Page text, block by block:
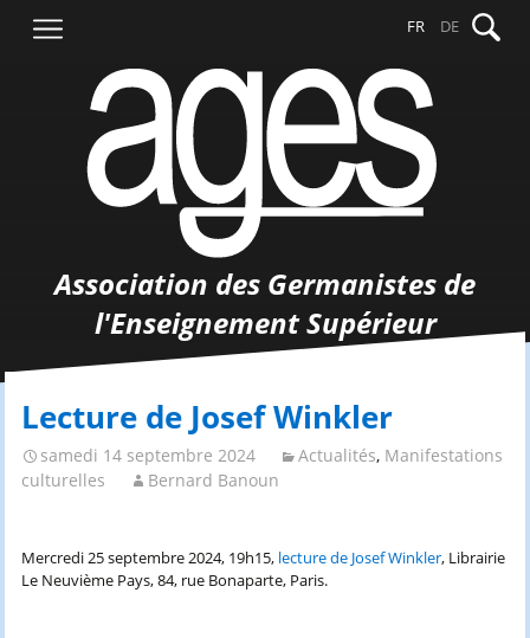
contenu
FR DE
Association des Germanistes de
l'Enseignement Supérieur
Lecture de Josef Winkler
samedi 14 septembre 2024 Actualités, Manifestations
culturelles
Bernard Banoun
Mercredi 25 septembre 2024, 19h15, lecture de Josef Winkler, Librairie
Le Neuvième Pays, 84, rue Bonaparte, Paris.